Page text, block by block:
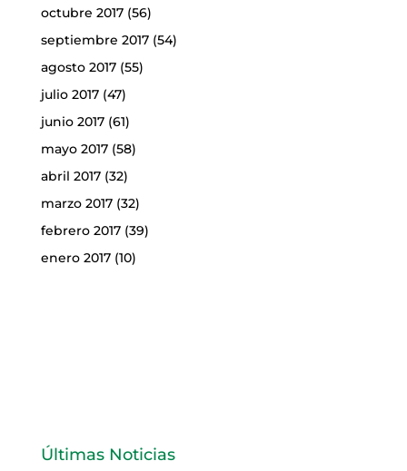
octubre 2017(56)
septiembre 2017(54)
agosto 2017(55)
julio 2017(47)
junio 2017(61)
mayo 2017(58)
abril 2017(32)
marzo 2017(32)
febrero 2017(39)
enero 2017(10)
Últimas Noticias